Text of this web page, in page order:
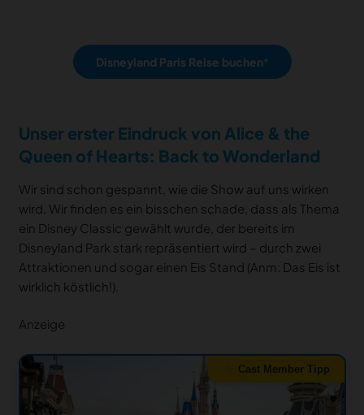
Disneyland Paris Reise buchen
Unser erster Eindruck von Alice & the
Queen of Hearts: Back to Wonderland
Wir sind schon gespannt, wie die Show auf uns wirken
wird. Wir finden es ein bisschen schade, dass als Thema
ein Disney Classic gewählt wurde, der bereits im
Disneyland Park stark repräsentiert wird – durch zwei
Attraktionen und sogar einen Eis Stand (Anm: Das Eis ist
wirklich köstlich!).
Anzeige
Cast Member Tipp